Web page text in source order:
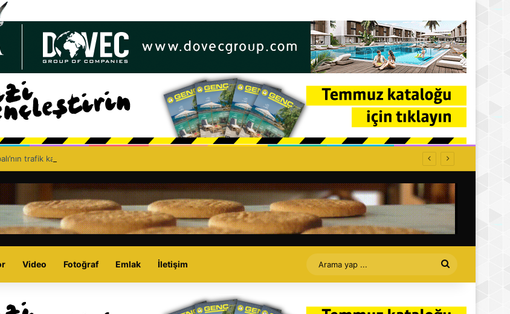
trafik kazasında hayatını kaybetmesinin ardından isyan etti: Affet bizi Turan amca
Video Fotoğraf Emlak İletişim
Arama
yap
...